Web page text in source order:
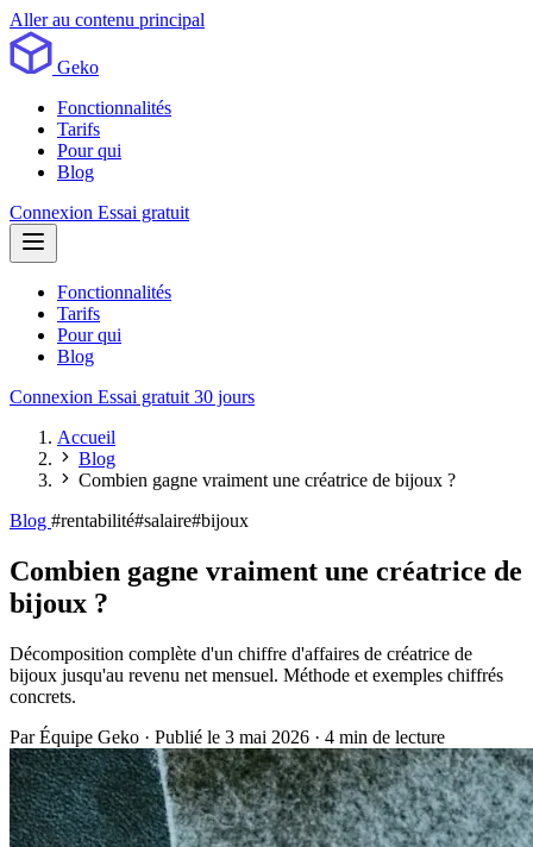
Aller au contenu principal
Geko
Fonctionnalités
Tarifs
Pour qui
Blog
Connexion Essai gratuit
Fonctionnalités
Tarifs
Pour qui
Blog
Connexion Essai gratuit 30 jours
Accueil
Blog
Combien gagne vraiment une créatrice de bijoux ?
Blog #rentabilité#salaire#bijoux
Combien gagne vraiment une créatrice de
bijoux ?
Décomposition complète d'un chiffre d'affaires de créatrice de
bijoux jusqu'au revenu net mensuel. Méthode et exemples chiffrés
concrets.
ParÉquipe Geko · Publié le 3 mai 2026 · 4 min de lecture